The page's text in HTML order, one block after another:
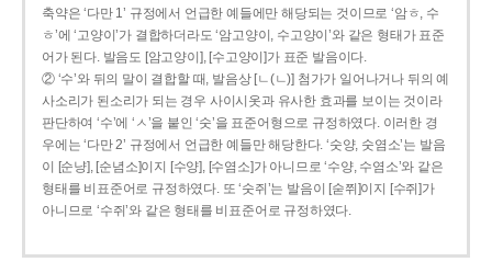
축약은 ‘다만 1’ 규정에서 언급한 예들에만 해당되는 것이므로 ‘암ㅎ, 수
ㅎ’에 ‘고양이’가 결합하더라도 ‘암고양이, 수고양이’와 같은 형태가 표준
어가 된다. 발음도 [암고양이], [수고양이]가 표준 발음이다.
② ‘수’와 뒤의 말이 결합할 때, 발음상 [ㄴ(ㄴ)] 첨가가 일어나거나 뒤의 예
사소리가 된소리가 되는 경우 사이시옷과 유사한 효과를 보이는 것이라
판단하여 ‘수’에 ‘ㅅ’을 붙인 ‘숫’을 표준어형으로 규정하였다. 이러한 경
우에는 ‘다만 2’ 규정에서 언급한 예들만 해당한다. ‘숫양, 숫염소’는 발음
이 [순냥], [순념소]이지 [수양], [수염소]가 아니므로 ‘수양, 수염소’와 같은
형태를 비표준어로 규정하였다. 또 ‘숫쥐’는 발음이 [숟쮜]이지 [수쥐]가
아니므로 ‘수쥐’와 같은 형태를 비표준어로 규정하였다.